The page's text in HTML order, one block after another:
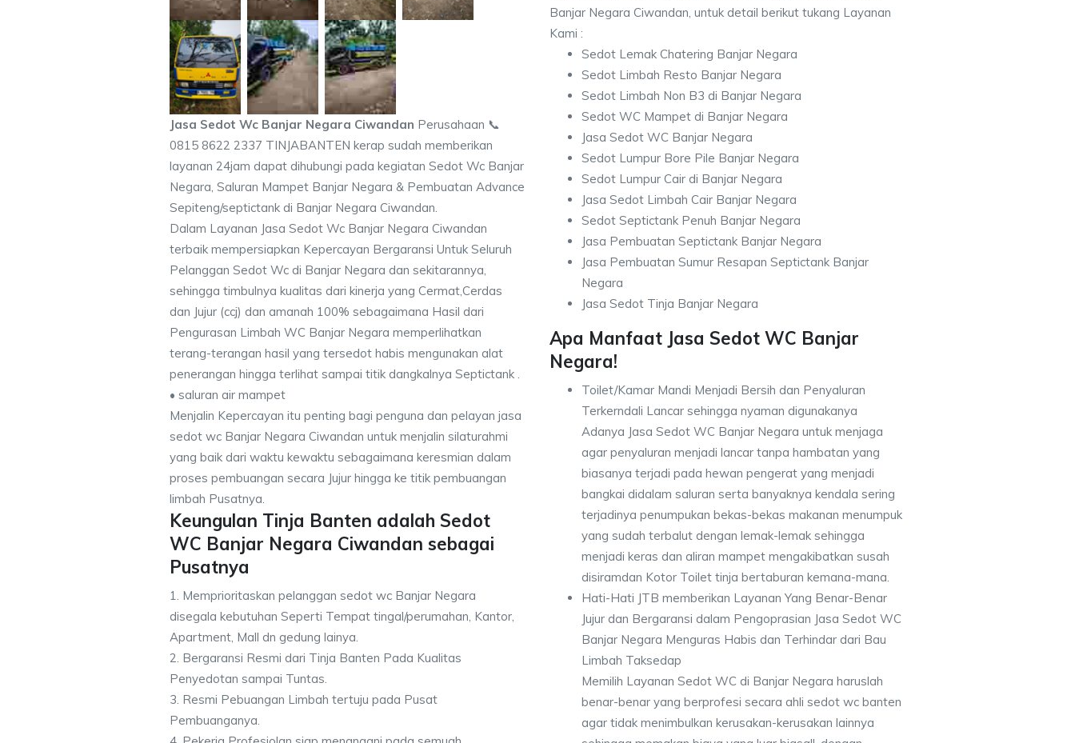
Jasa Sedot Wc Banjar Negara Ciwandan Perusahaan 📞
0815 8622 2337 TINJABANTEN kerap sudah memberikan
layanan 24jam dapat dihubungi pada kegiatan Sedot Wc Banjar
Negara, Saluran Mampet Banjar Negara & Pembuatan Advance
Sepiteng/septictank di Banjar Negara Ciwandan.
Dalam Layanan Jasa Sedot Wc Banjar Negara Ciwandan
terbaik mempersiapkan Kepercayan Bergaransi Untuk Seluruh
Pelanggan Sedot Wc di Banjar Negara dan sekitarannya,
sehingga timbulnya kualitas dari kinerja yang Cermat,Cerdas
dan Jujur (ccj) dan amanah 100% sebagaimana Hasil dari
Pengurasan Limbah WC Banjar Negara memperlihatkan
terang-terangan hasil yang tersedot habis mengunakan alat
penerangan hingga terlihat sampai titik dangkalnya Septictank .
• saluran air mampet
Menjalin Kepercayan itu penting bagi penguna dan pelayan jasa
sedot wc Banjar Negara Ciwandan untuk menjalin silaturahmi
yang baik dari waktu kewaktu sebagaimana keresmian dalam
proses pembuangan secara Jujur hingga ke titik pembuangan
limbah Pusatnya.
Keungulan Tinja Banten adalah Sedot
WC Banjar Negara Ciwandan sebagai
Pusatnya
1. Memprioritaskan pelanggan sedot wc Banjar Negara
disegala kebutuhan Seperti Tempat tingal/perumahan, Kantor,
Apartment, Mall dn gedung lainya.
2. Bergaransi Resmi dari Tinja Banten Pada Kualitas
Penyedotan sampai Tuntas.
3. Resmi Pebuangan Limbah tertuju pada Pusat
Pembuanganya.
Banjar Negara Ciwandan, untuk detail berikut tukang Layanan
Kami :
Sedot Lemak Chatering Banjar Negara
Sedot Limbah Resto Banjar Negara
Sedot Limbah Non B3 di Banjar Negara
Sedot WC Mampet di Banjar Negara
Jasa Sedot WC Banjar Negara
Sedot Lumpur Bore Pile Banjar Negara
Sedot Lumpur Cair di Banjar Negara
Jasa Sedot Limbah Cair Banjar Negara
Sedot Septictank Penuh Banjar Negara
Jasa Pembuatan Septictank Banjar Negara
Jasa Pembuatan Sumur Resapan Septictank Banjar
Negara
Jasa Sedot Tinja Banjar Negara
Apa Manfaat Jasa Sedot WC Banjar
Negara!
Toilet/Kamar Mandi Menjadi Bersih dan Penyaluran
Terkerndali Lancar sehingga nyaman digunakanya
Adanya Jasa Sedot WC Banjar Negara untuk menjaga
agar penyaluran menjadi lancar tanpa hambatan yang
biasanya terjadi pada hewan pengerat yang menjadi
bangkai didalam saluran serta banyaknya kendala sering
terjadinya penumpukan bekas-bekas makanan menumpuk
yang sudah terbalut dengan lemak-lemak sehingga
menjadi keras dan aliran mampet mengakibatkan susah
disiramdan Kotor Toilet tinja bertaburan kemana-mana.
Hati-Hati JTB memberikan Layanan Yang Benar-Benar
Jujur dan Bergaransi dalam Pengoprasian Jasa Sedot WC
Banjar Negara Menguras Habis dan Terhindar dari Bau
Limbah Taksedap
Memilih Layanan Sedot WC di Banjar Negara haruslah
benar-benar yang berprofesi secara ahli sedot wc banten
agar tidak menimbulkan kerusakan-kerusakan lainnya